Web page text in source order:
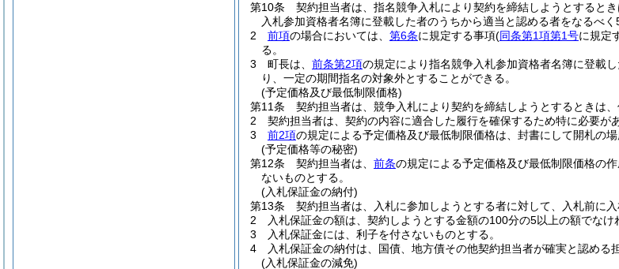
第10条
契約担当者は、指名競争入札により契約を締結しようとすると
入札参加資格者名簿に登載した者のうちから適当と認める者をなるべく
2
前項の場合においては、 第6条に規定する事項(同条第1項第1号に規定
る。
3
町長は、 前条第2項の規定により指名競争入札参加資格者名簿に登載
り、一定の期間指名の対象外とすることができる。
(予定価格及び最低制限価格)
第11条
契約担当者は、競争入札により契約を締結しようとするときは
2
契約担当者は、契約の内容に適合した履行を確保するため特に必要が
3
前2項の規定による予定価格及び最低制限価格は、封書にして開札の場
(予定価格等の秘密)
第12条
契約担当者は、 前条の規定による予定価格及び最低制限価格の
ないものとする。
(入札保証金の納付)
第13条
契約担当者は、入札に参加しようとする者に対して、入札前に
2
入札保証金の額は、契約しようとする金額の100分の5以上の額でなけ
3
入札保証金には、利子を付さないものとする。
4
入札保証金の納付は、国債、地方債その他契約担当者が確実と認める
(入札保証金の減免)